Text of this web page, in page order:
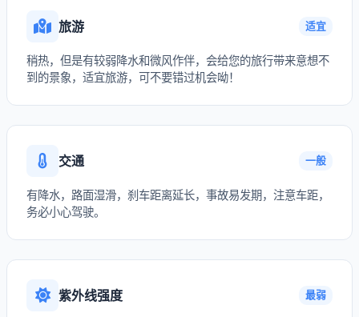
旅游 适宜
稍热，但是有较弱降水和微风作伴，会给您的旅行带来意想不
到的景象，适宜旅游，可不要错过机会呦！
交通 一般
有降水，路面湿滑，刹车距离延长，事故易发期，注意车距，
务必小心驾驶。
紫外线强度 最弱